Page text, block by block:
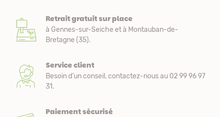
Retrait gratuit sur place
à Gennes-sur-Seiche et à Montauban-de-
Bretagne (35).
Service client
Besoin d’un conseil, contactez-nous au 02 99 96 97
31.
Paiement sécurisé